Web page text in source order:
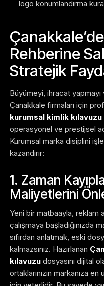
logo konumlandırma
Rehberine
Stratejik
Büyümeyi, ihracat
Çanakkale firmaları için
kurumsal kimlik kılavuzu
operasyonel ve prestijsel
Kurumsal marka disiplini
kazandırır:
1. Zaman
Maliyetlerini
Yeni bir matbaayla, reklam
çalışmaya başladığınızda
sıfırdan anlatmak, eski
kalmazsınız. Hazırlanan
kılavuzu dosyasını dijital
ortaklarınızın markanıza